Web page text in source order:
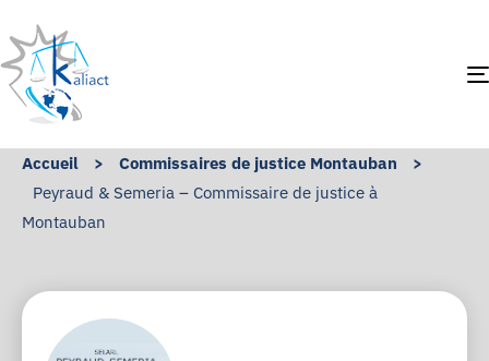
Accueil > Commissaires de justice Montauban
>
Peyraud & Semeria – Commissaire de justice à
Montauban